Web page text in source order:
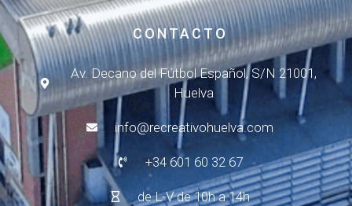
CONTACTO
Av. Decano del Fútbol Español, S/N 21001,
Huelva
info@recreativohuelva.com
+34 601 60 32 67
de L-V de 10h a 14h